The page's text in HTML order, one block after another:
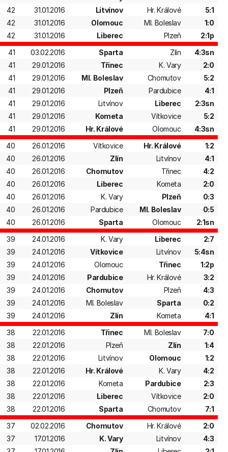
42
31.01.2016 Litvínov Hr. Králové
5:1
42
31.01.2016 Olomouc Ml. Boleslav
1:0
42
31.01.2016 Liberec Plzeň
2:1p
41
03.02.2016 Sparta Zlín
4:3sn
41
29.01.2016 Třinec K. Vary
2:0
41
29.01.2016 Ml. Boleslav Chomutov
5:2
41
29.01.2016 Plzeň Pardubice
4:1
41
29.01.2016 Litvínov Liberec
2:3sn
41
29.01.2016 Kometa Vítkovice
5:2
41
29.01.2016 Hr. Králové Olomouc
4:3sn
40
26.01.2016 Vítkovice Hr. Králové
1:2
40
26.01.2016 Zlín Litvínov
4:1
40
26.01.2016 Chomutov Třinec
4:2
40
26.01.2016 Liberec Kometa
2:0
40
26.01.2016 K. Vary Plzeň
0:3
40
26.01.2016 Pardubice Ml. Boleslav
0:5
40
26.01.2016 Sparta Olomouc
2:1sn
39
24.01.2016 K. Vary Liberec
2:7
39
24.01.2016 Vítkovice Litvínov
5:4sn
39
24.01.2016 Olomouc Třinec
1:2p
39
24.01.2016 Pardubice Hr. Králové
3:2
39
24.01.2016 Chomutov Plzeň
4:3
39
24.01.2016 Ml. Boleslav Sparta
0:2
39
24.01.2016 Zlín Kometa
4:1
38
22.01.2016 Třinec Ml. Boleslav
7:0
38
22.01.2016 Plzeň Zlín
1:4
38
22.01.2016 Litvínov Olomouc
1:2
38
22.01.2016 Hr. Králové K. Vary
4:2
38
22.01.2016 Kometa Pardubice
2:3
38
22.01.2016 Liberec Vítkovice
2:0
38
22.01.2016 Sparta Chomutov
7:1
37
02.02.2016 Chomutov Hr. Králové
2:0
37
17.01.2016 K. Vary Litvínov
4:3